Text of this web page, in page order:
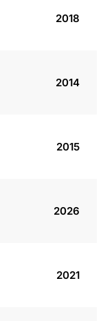
2018
2014
2015
2026
2021